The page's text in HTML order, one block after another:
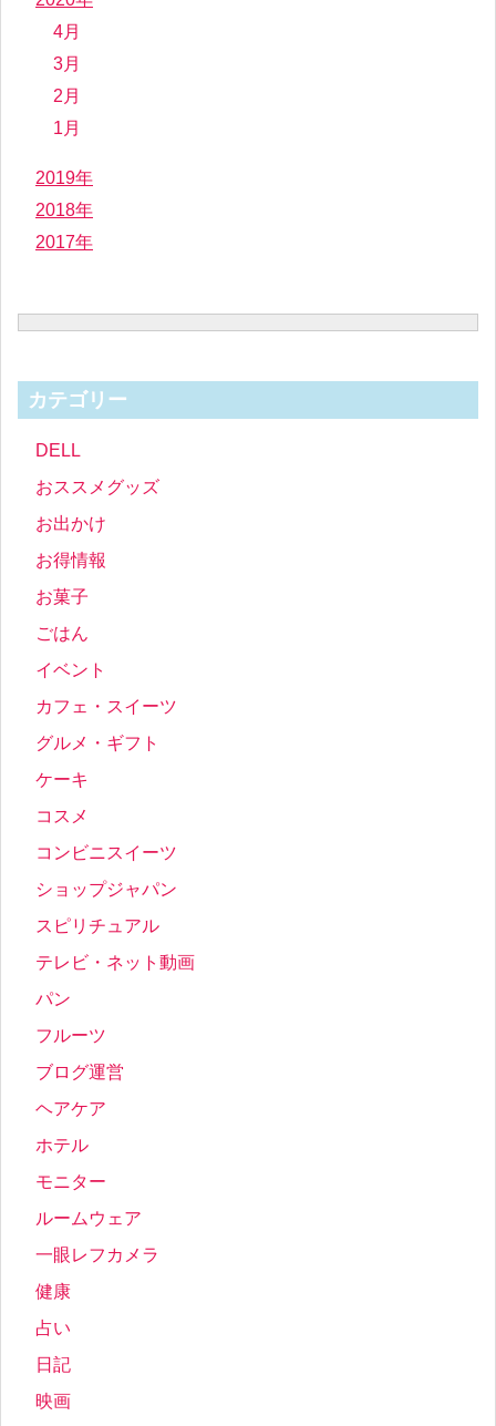
4月
3月
2月
1月
2019年
2018年
2017年
カテゴリー
DELL
おススメグッズ
お出かけ
お得情報
お菓子
ごはん
イベント
カフェ・スイーツ
グルメ・ギフト
ケーキ
コスメ
コンビニスイーツ
ショップジャパン
スピリチュアル
テレビ・ネット動画
パン
フルーツ
ブログ運営
ヘアケア
ホテル
モニター
ルームウェア
一眼レフカメラ
健康
占い
日記
映画